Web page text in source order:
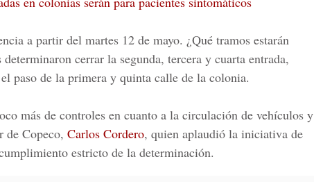
a partir del martes 12 de mayo. ¿Qué tramos estarán
determinaron cerrar la segunda, tercera y cuarta entrada,
paso de la primera y quinta calle de la colonia.
más de controles en cuanto a la circulación de vehículos y
de Copeco, Carlos Cordero, quien aplaudió la iniciativa de
estricto de la determinación.